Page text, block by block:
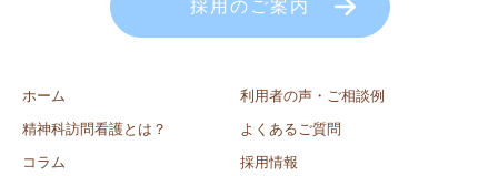
ホーム
精神科訪問看護とは？
コラム
利用者の声・ご相談例
よくあるご質問
採用情報
採用のご案内